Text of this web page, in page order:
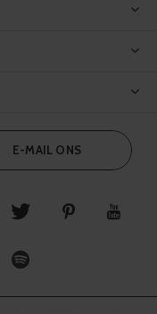
E-MAIL ONS